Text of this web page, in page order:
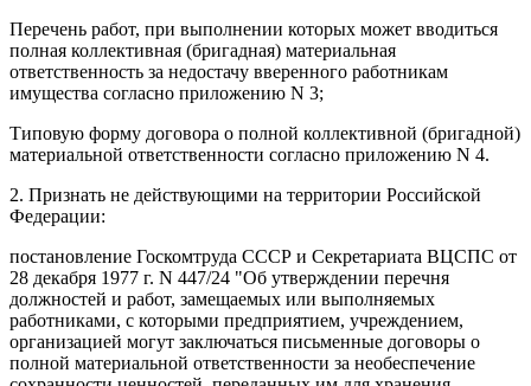
Перечень работ, при выполнении которых может вводиться
полная коллективная (бригадная) материальная
ответственность за недостачу вверенного работникам
имущества согласно приложению N 3;
Типовую форму договора о полной коллективной (бригадной)
материальной ответственности согласно приложению N 4.
2. Признать не действующими на территории Российской
Федерации:
постановление Госкомтруда СССР и Секретариата ВЦСПС от
28 декабря 1977 г. N 447/24 "Об утверждении перечня
должностей и работ, замещаемых или выполняемых
работниками, с которыми предприятием, учреждением,
организацией могут заключаться письменные договоры о
полной материальной ответственности за необеспечение